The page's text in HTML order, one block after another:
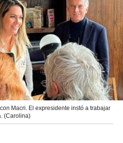
Macri. El expresidente instó a trabajar
(Carolina)